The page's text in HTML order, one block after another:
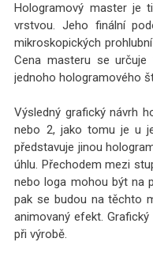
Hologramový master je
vrstvou. Jeho finální
mikroskopických
Cena masteru se určuje
jednoho hologramového
Výsledný grafický návrh
nebo 2, jako tomu je u
představuje jinou
úhlu. Přechodem mezi
nebo loga mohou být na
pak se budou na těchto
animovaný efekt.
při výrobě.